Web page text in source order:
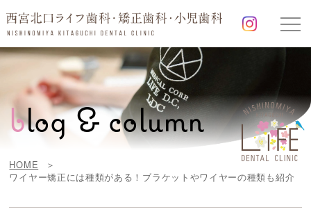
blog & column
HOME
ワイヤー矯正には種類がある！ブラケットやワイヤーの種類も紹介